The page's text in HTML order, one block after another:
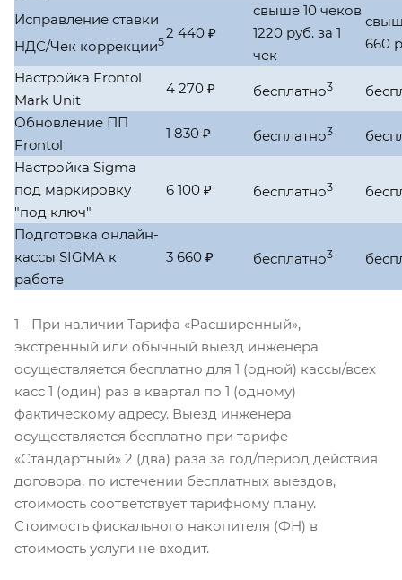
Исправление ставки
НДС/Чек коррекции5
2 440 ₽
свыше 10 чеков
1220 руб. за 1
чек
660
Настройка Frontol
Mark Unit
4 270 ₽ бесплатно3
Обновление ПП
Frontol
1 830 ₽ бесплатно3
Настройка Sigma
под маркировку
"под ключ"
6 100 ₽ бесплатно3
Подготовка онлайн-
кассы SIGMA к
работе
3 660 ₽ бесплатно3
1 - При наличии Тарифа «Расширенный»,
экстренный или обычный выезд инженера
осуществляется бесплатно для 1 (одной) кассы/всех
касс 1 (один) раз в квартал по 1 (одному)
фактическому адресу. Выезд инженера
осуществляется бесплатно при тарифе
«Стандартный» 2 (два) раза за год/период действия
договора, по истечении бесплатных выездов,
стоимость соответствует тарифному плану.
Стоимость фискального накопителя (ФН) в
стоимость услуги не входит.